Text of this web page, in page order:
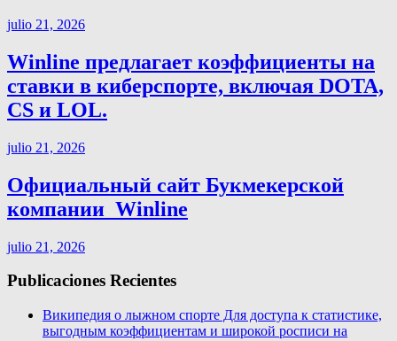
julio 21, 2026
Winline предлагает коэффициенты на
ставки в киберспорте, включая DOTA,
CS и LOL.
julio 21, 2026
Официальный сайт Букмекерской
компании ️ Winline
julio 21, 2026
Publicaciones Recientes
Википедия о лыжном спорте Для доступа к статистике,
выгодным коэффициентам и широкой росписи на